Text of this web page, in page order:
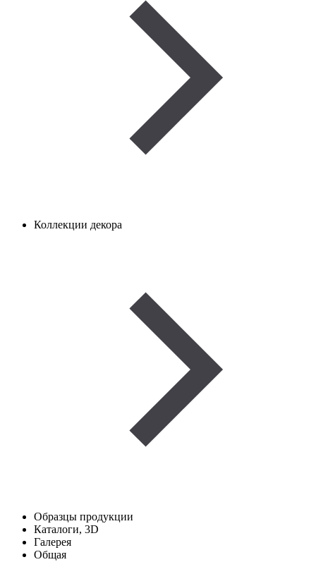
Коллекции декора
Образцы продукции
Каталоги, 3D
Галерея
Общая